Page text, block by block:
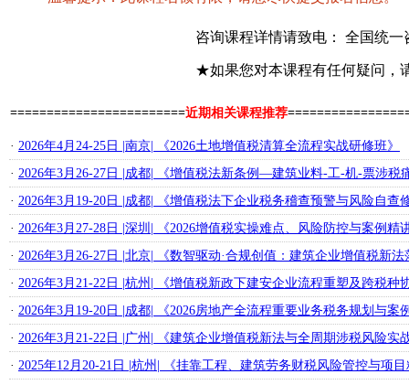
咨询课程详情请致电： 全国统
★如果您对本课程有任何疑问，
========================近期相关课程推荐
· 2026年4月24-25日 |南京| 《2026土地增值税清算全流程实战研修班》
· 2026年3月26-27日 |成都| 《增值税法新条例—建筑业料-工-机-票涉税
· 2026年3月19-20日 |成都| 《增值税法下企业税务稽查预警与风险自查
· 2026年3月27-28日 |深圳| 《2026增值税实操难点、风险防控与案例精
· 2026年3月26-27日 |北京| 《数智驱动·合规创值：建筑企业增值税新
· 2026年3月21-22日 |杭州| 《增值税新政下建安企业流程重塑及跨税种
· 2026年3月19-20日 |成都| 《2026房地产全流程重要业务税务规划与案
· 2026年3月21-22日 |广州| 《建筑企业增值税新法与全周期涉税风险实
· 2025年12月20-21日 |杭州| 《挂靠工程、建筑劳务财税风险管控与项